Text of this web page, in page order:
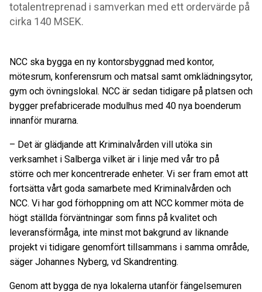
totalentreprenad i samverkan med ett ordervärde på
cirka 140 MSEK.
NCC ska bygga en ny kontorsbyggnad med kontor,
mötesrum, konferensrum och matsal samt omklädningsytor,
gym och övningslokal. NCC är sedan tidigare på platsen och
bygger prefabricerade modulhus med 40 nya boenderum
innanför murarna.
– Det är glädjande att Kriminalvården vill utöka sin
verksamhet i Salberga vilket är i linje med vår tro på
större och mer koncentrerade enheter. Vi ser fram emot att
fortsätta vårt goda samarbete med Kriminalvården och
NCC. Vi har god förhoppning om att NCC kommer möta de
högt ställda förväntningar som finns på kvalitet och
leveransförmåga, inte minst mot bakgrund av liknande
projekt vi tidigare genomfört tillsammans i samma område,
säger Johannes Nyberg, vd Skandrenting.
Genom att bygga de nya lokalerna utanför fängelsemuren